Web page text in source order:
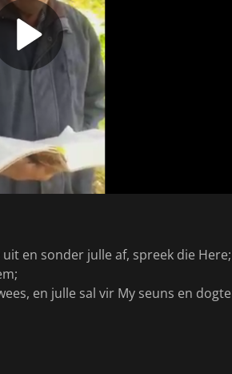
en sonder julle af, spreek die
en julle sal vir My seuns en